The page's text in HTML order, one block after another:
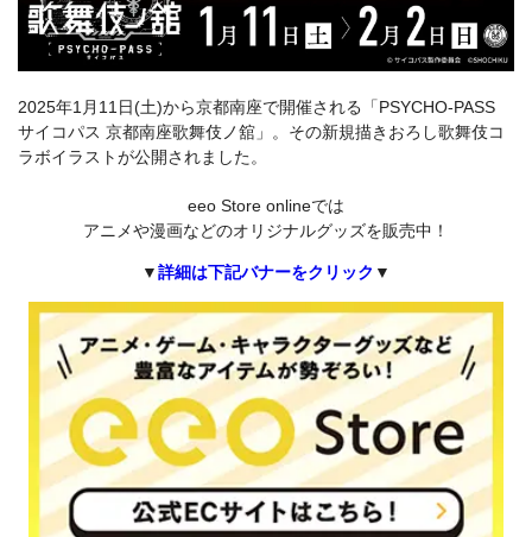
2025年1月11日(土)から京都南座で開催される「PSYCHO-PASS
サイコパス 京都南座歌舞伎ノ舘」。その新規描きおろし歌舞伎コ
ラボイラストが公開されました。
eeo Store onlineでは
アニメや漫画などのオリジナルグッズを販売中！
▼詳細は下記バナーをクリック ▼